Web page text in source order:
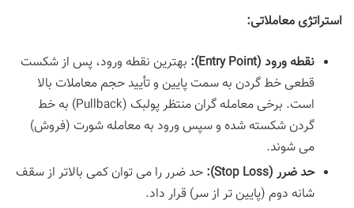
استراتژی معاملاتی:
نقطه ورود (Entry Point):
بهترین نقطه ورود، پس از شکست
قطعی خط گردن به سمت پایین و تأیید حجم معاملات بالا
است. برخی معامله گران منتظر پولبک (Pullback) به خط
گردن شکسته شده و سپس ورود به معامله شورت (فروش)
می شوند.
حد ضرر (Stop Loss):
حد ضرر را می توان کمی بالاتر از سقف
شانه دوم (پایین تر از سر) قرار داد.